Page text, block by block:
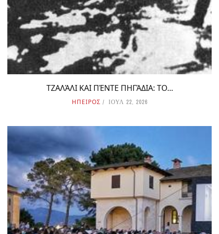
ΤΖΑΛΆΛΙ ΚΑΙ ΠΈΝΤΕ ΠΗΓΆΔΙΑ: ΤΟ...
ΗΠΕΙΡΟΣ ΙΟΥΛ 22, 2026